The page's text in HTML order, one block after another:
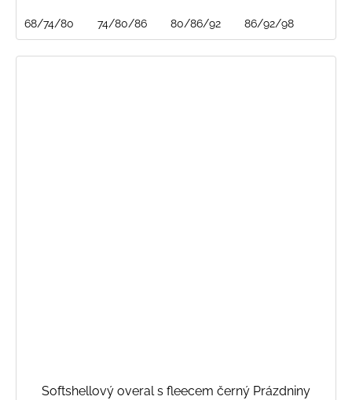
68/74/80 74/80/86 80/86/92 86/92/98
Softshellový overal s fleecem černý Prázdniny